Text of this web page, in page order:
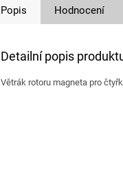
Popis Hodnocení
Detailní popis
Větrák rotoru magneta pro